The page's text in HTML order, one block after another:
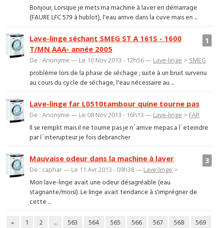
Bonjour, Lorsque je mets ma machine à laver en démarrage
(FAURE LFC 579 à hublot), l'eau arrive dans la cuve mais en ...
1
Lave-linge séchant SMEG ST A 161S - 1600
T/MN AAA- année 2005
De : Anonyme — Le 10 Nov 2013 - 12h56 — Lave-linge > SMEG
problème lors de la phase de séchage ; suite à un bruit survenu
au cours du cycle de séchage, l'eau nécessaire au ...
Lave-linge far L0510tambour quine tourne pas
De : Anonyme — Le 08 Nov 2013 - 16h13 — Lave-linge > FAR
Il se remplit mais il ne tourne pas je n`arrive mepas a l`eteindre
par l`interupteur je fois debrancher
3
Mauvaise odeur dans la machine à laver
De : caphar — Le 11 Avr 2013 - 09h38 — Lave-linge >
Mon lave-linge avait une odeur désagréable (eau
stagnante/moisi). Le linge avait tendance à s'imprégner de
cette ...
« 1 2 ... 563 564 565 566 567 568
569